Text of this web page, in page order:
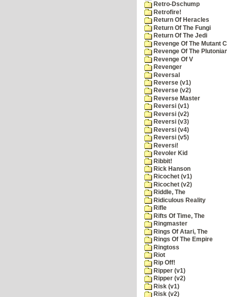
Retro-Dschump
Retrofire!
Return Of Heracles
Return Of The Fungi
Return Of The Jedi
Revenge Of The Mutant
Revenge Of The
Revenge Of V
Revenger
Reversal
Reverse (v1)
Reverse (v2)
Reverse Master
Reversi (v1)
Reversi (v2)
Reversi (v3)
Reversi (v4)
Reversi (v5)
Reversi!
Revoler Kid
Ribbit!
Rick Hanson
Ricochet (v1)
Ricochet (v2)
Riddle, The
Ridiculous Reality
Rifle
Rifts Of Time, The
Ringmaster
Rings Of Atari, The
Rings Of The Empire
Ringtoss
Riot
Rip Off!
Ripper (v1)
Ripper (v2)
Risk (v1)
Risk (v2)